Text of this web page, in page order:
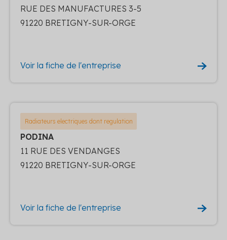
RUE DES MANUFACTURES 3-5
91220 BRETIGNY-SUR-ORGE
Voir la fiche de l'entreprise
Radiateurs electriques dont regulation
PODINA
11 RUE DES VENDANGES
91220 BRETIGNY-SUR-ORGE
Voir la fiche de l'entreprise